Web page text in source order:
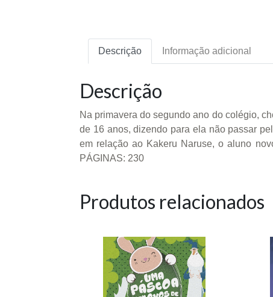
Descrição Informação adicional
Descrição
Na primavera do segundo ano do colégio,
de 16 anos, dizendo para ela não passar
em relação ao Kakeru Naruse, o aluno
PÁGINAS: 230
Produtos relacionados